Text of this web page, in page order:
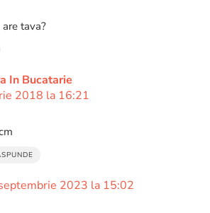
tava?
In Bucatarie
2018 la 16:21
2023 la 15:02